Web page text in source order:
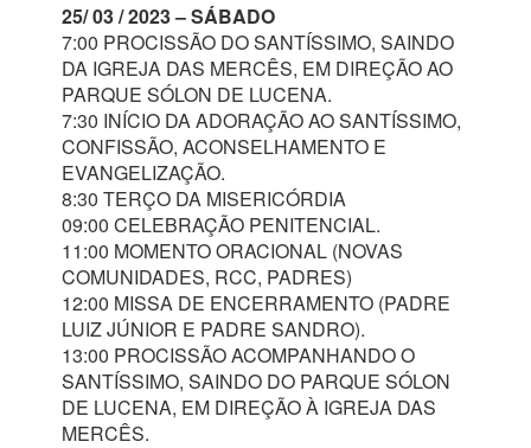
25/ 03 / 2023 – SÁBADO
7:00 PROCISSÃO DO SANTÍSSIMO, SAINDO
DA IGREJA DAS MERCÊS, EM DIREÇÃO AO
PARQUE SÓLON DE LUCENA.
7:30 INÍCIO DA ADORAÇÃO AO SANTÍSSIMO,
CONFISSÃO, ACONSELHAMENTO E
EVANGELIZAÇÃO.
8:30 TERÇO DA MISERICÓRDIA
09:00 CELEBRAÇÃO PENITENCIAL.
11:00 MOMENTO ORACIONAL (NOVAS
COMUNIDADES, RCC, PADRES)
12:00 MISSA DE ENCERRAMENTO (PADRE
LUIZ JÚNIOR E PADRE SANDRO).
13:00 PROCISSÃO ACOMPANHANDO O
SANTÍSSIMO, SAINDO DO PARQUE SÓLON
DE LUCENA, EM DIREÇÃO À IGREJA DAS
MERCÊS.